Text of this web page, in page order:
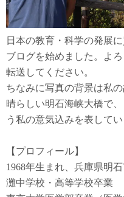
日本の教育・科学の発展
ブログを始めました。よ
転送してください。
ちなみに写真の背景は私
晴らしい明石海峡大橋で
う私の意気込みを表してい
【プロフィール】
1968年生まれ、兵庫県明
灘中学校・高等学校卒業